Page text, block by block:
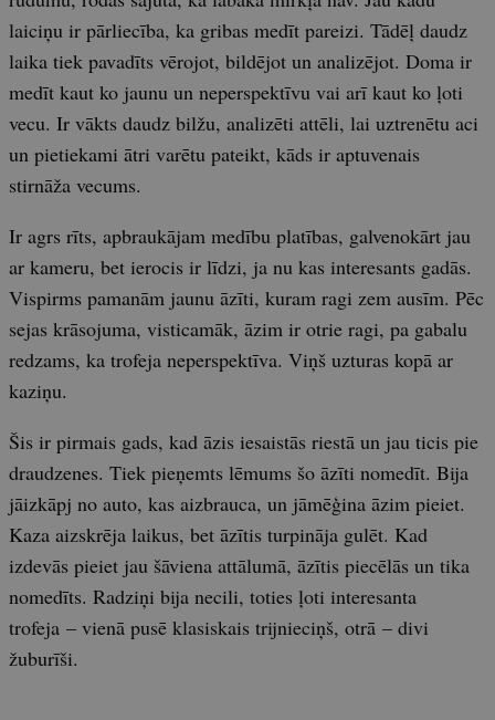
laiciņu ir pārliecība, ka gribas medīt pareizi. Tādēļ daudz
laika tiek pavadīts vērojot, bildējot un analizējot. Doma ir
medīt kaut ko jaunu un neperspektīvu vai arī kaut ko ļoti
vecu. Ir vākts daudz bilžu, analizēti attēli, lai uztrenētu aci
un pietiekami ātri varētu pateikt, kāds ir aptuvenais
stirnāža vecums.
Ir agrs rīts, apbraukājam medību platības, galvenokārt jau
ar kameru, bet ierocis ir līdzi, ja nu kas interesants gadās.
Vispirms pamanām jaunu āzīti, kuram ragi zem ausīm. Pēc
sejas krāsojuma, visticamāk, āzim ir otrie ragi, pa gabalu
redzams, ka trofeja neperspektīva. Viņš uzturas kopā ar
kaziņu.
Šis ir pirmais gads, kad āzis iesaistās riestā un jau ticis pie
draudzenes. Tiek pieņemts lēmums šo āzīti nomedīt. Bija
jāizkāpj no auto, kas aizbrauca, un jāmēģina āzim pieiet.
Kaza aizskrēja laikus, bet āzītis turpināja gulēt. Kad
izdevās pieiet jau šāviena attālumā, āzītis piecēlās un tika
nomedīts. Radziņi bija necili, toties ļoti interesanta
trofeja – vienā pusē klasiskais trijnieciņš, otrā – divi
žuburīši.